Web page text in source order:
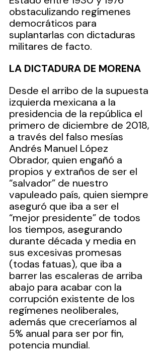
obstaculizando regímenes
democráticos para
suplantarlas con dictaduras
militares de facto.
LA DICTADURA DE MORENA
Desde el arribo de la supuesta
izquierda mexicana a la
presidencia de la república el
primero de diciembre de 2018,
a través del falso mesías
Andrés Manuel López
Obrador, quien engañó a
propios y extraños de ser el
“salvador” de nuestro
vapuleado país, quien siempre
aseguró que iba a ser el
“mejor presidente” de todos
los tiempos, asegurando
durante década y media en
sus excesivas promesas
(todas fatuas), que iba a
barrer las escaleras de arriba
abajo para acabar con la
corrupción existente de los
regímenes neoliberales,
además que creceríamos al
5% anual para ser por fin,
potencia mundial.